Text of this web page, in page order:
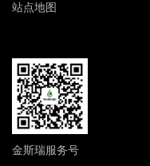
站点地图
金斯瑞服务号